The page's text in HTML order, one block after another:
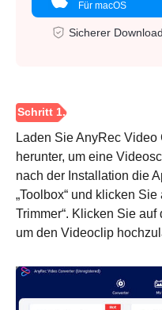
Für macOS
Sicherer Download
Laden Sie AnyRec Video
herunter, um eine
nach der Installation die
„Toolbox“ und klicken
Trimmer“. Klicken Sie auf
um den Videoclip